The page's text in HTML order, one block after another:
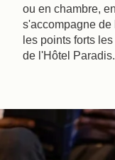
ou en chambre,
s'accompagne de
les points forts
de l'Hôtel Paradis.